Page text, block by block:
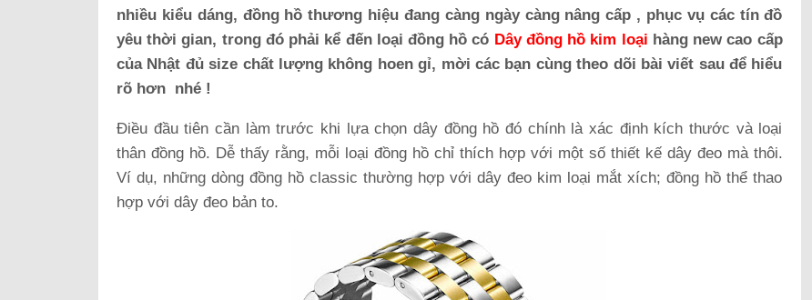
nhiều kiểu dáng, đồng hồ thương hiệu đang càng ngày càng nâng cấp , phục vụ các tín đồ
yêu thời gian, trong đó phải kể đến loại đồng hồ có Dây đồng hồ kim loại hàng new cao cấp
của Nhật đủ size chất lượng không hoen gỉ, mời các bạn cùng theo dõi bài viết sau để hiểu
rõ hơn nhé !
Điều đầu tiên cần làm trước khi lựa chọn dây đồng hồ đó chính là xác định kích thước và loại
thân đồng hồ. Dễ thấy rằng, mỗi loại đồng hồ chỉ thích hợp với một số thiết kế dây đeo mà thôi.
Ví dụ, những dòng đồng hồ classic thường hợp với dây đeo kim loại mắt xích; đồng hồ thể thao
hợp với dây đeo bản to.